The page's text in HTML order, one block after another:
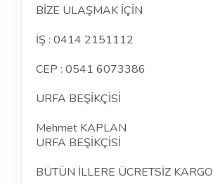
BİZE ULAŞMAK İÇİN
İŞ : 0414 2151112
CEP : 0541 6073386
URFA BEŞİKÇİSİ
Mehmet KAPLAN
URFA BEŞİKÇİSİ
BÜTÜN İLLERE ÜCRETSİZ KARGO